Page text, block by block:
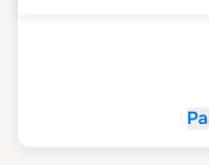
дорожка,
теннис – каждый